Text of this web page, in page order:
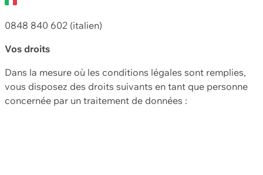
0848 840 602 (italien)
Vos droits
Dans la mesure où les conditions légales sont remplies,
vous disposez des droits suivants en tant que personne
concernée par un traitement de données :